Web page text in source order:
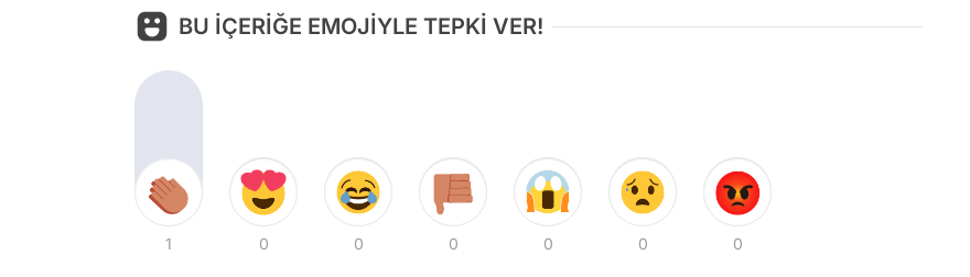
BU İÇERİĞE EMOJİYLE TEPKİ VER!
1 0 0 0 0 0 0